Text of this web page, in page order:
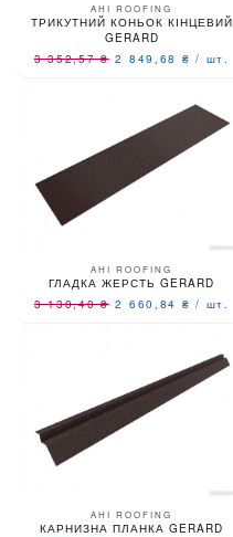
AHI ROOFING
ТРИКУТНИЙ КОНЬОК КІНЦЕВИЙ
GERARD
3 352,57₴ 2 849,68 ₴ / шт.
AHI ROOFING
ГЛАДКА ЖЕРСТЬ GERARD
3 130,40₴ 2 660,84 ₴ / шт.
AHI ROOFING
КАРНИЗНА ПЛАНКА GERARD